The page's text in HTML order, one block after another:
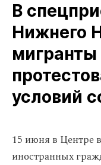
В
Нижнего
мигранты
условий
15 июня в Центре
иностранных